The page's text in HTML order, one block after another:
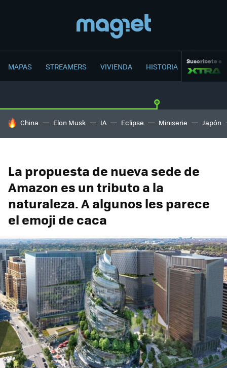
MAPAS STREAMERS VIVIENDA HISTORIA Suscríbete a
HOY SE HABLA DE
China Elon Musk IA Eclipse Miniserie Japón
La propuesta de nueva sede de
Amazon es un tributo a la
naturaleza. A algunos les parece
el emoji de caca